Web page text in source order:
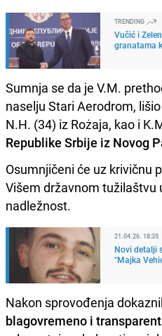
TRENDING
Vučić i
granatama
Sumnja se da je V.M.
naselju Stari Aerodrom,
N.H. (34) iz Rożaja, kao i
Republike Srbije iz Novog
Osumnjičeni će uz krivičnu
Višem državnom tužilaštvu
nadležnost.
21.04.26. 18:35
Novi detalji
"Majka
Nakon sprovođenja
blagovremeno i